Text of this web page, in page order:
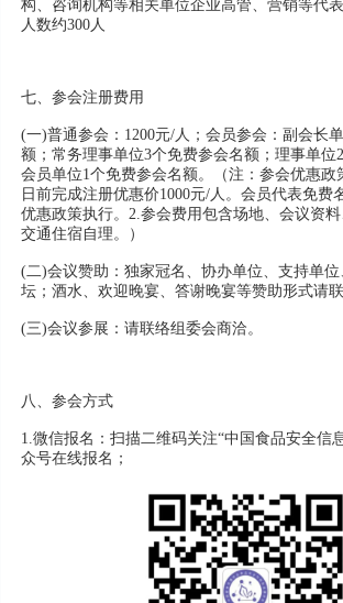
构、咨询机构等相关单位企业高管、营销等代
人数约300人
七、参会注册费用
(一)普通参会：1200元/人；会员参会：副会长
额；常务理事单位3个免费参会名额；理事单位
会员单位1个免费参会名额。（注：参会优惠政
日前完成注册优惠价1000元/人。会员代表免费
优惠政策执行。2.参会费用包含场地、会议资料
交通住宿自理。）
(二)会议赞助：独家冠名、协办单位、支持单
坛；酒水、欢迎晚宴、答谢晚宴等赞助形式请联
(三)会议参展：请联络组委会商洽。
八、参会方式
1.微信报名：扫描二维码关注“中国食品安全信
众号在线报名；